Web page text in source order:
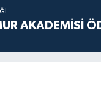
AKADEMİSİ